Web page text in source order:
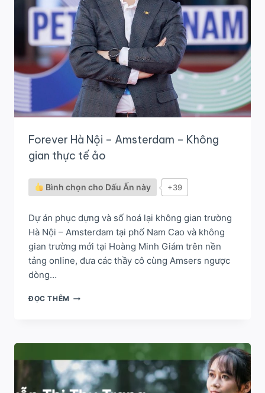
VÀ
KINH
TẾ
Forever Hà Nội – Amsterdam – Không
gian thực tế ảo
Bình chọn cho Dấu Ấn này +39
Dự án phục dựng và số hoá lại không gian trường
Hà Nội – Amsterdam tại phố Nam Cao và không
gian trường mới tại Hoàng Minh Giám trên nền
tảng online, đưa các thầy cô cùng Amsers ngược
dòng…
ĐỌC THÊMFOREVER
AMSTERDAM
KHÔNG
GIAN
THỰC